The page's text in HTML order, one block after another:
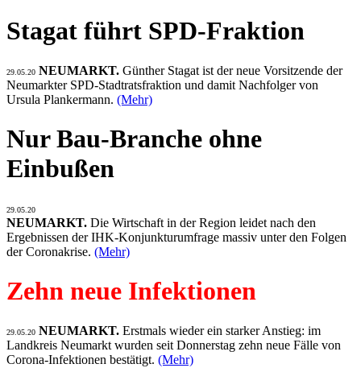
Stagat führt SPD-Fraktion
29.05.20 NEUMARKT. Günther Stagat ist der neue Vorsitzende der
Neumarkter SPD-Stadtratsfraktion und damit Nachfolger von
Ursula Plankermann. (Mehr)
Nur Bau-Branche ohne
Einbußen
29.05.20
NEUMARKT. Die Wirtschaft in der Region leidet nach den
Ergebnissen der IHK-Konjunkturumfrage massiv unter den Folgen
der Coronakrise. (Mehr)
Zehn neue Infektionen
29.05.20 NEUMARKT. Erstmals wieder ein starker Anstieg: im
Landkreis Neumarkt wurden seit Donnerstag zehn neue Fälle von
Corona-Infektionen bestätigt. (Mehr)